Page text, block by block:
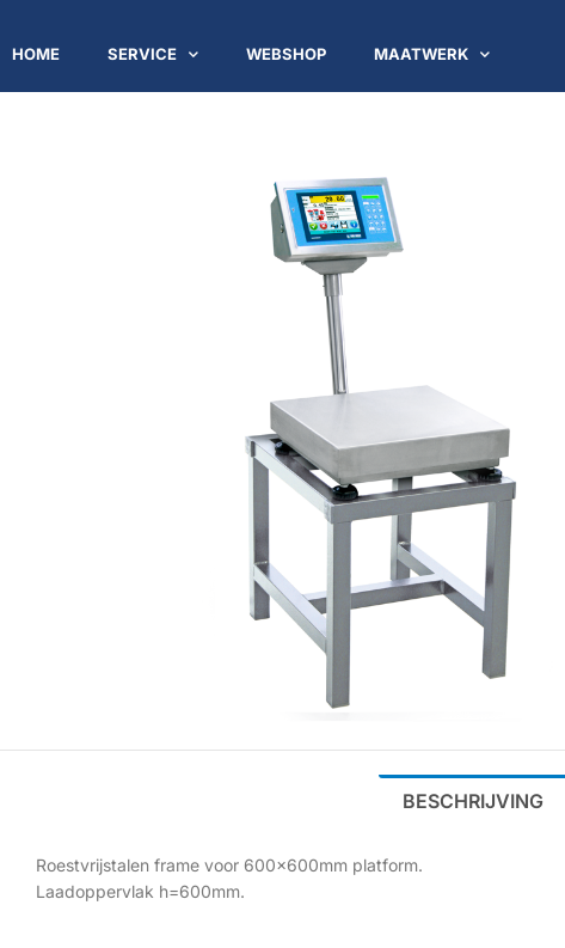
HOME SERVICE WEBSHOP MAATWERK
BESCHRIJVING
Roestvrijstalen frame voor 600x600mm platform.
Laadoppervlak h=600mm.